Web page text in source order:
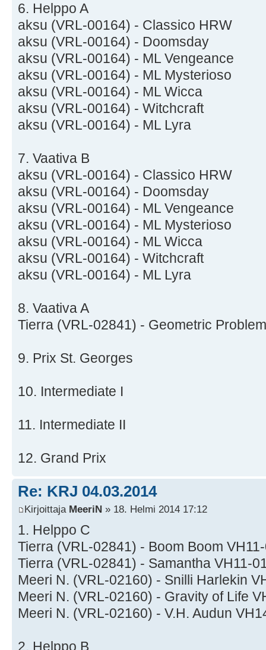
6. Helppo A
aksu (VRL-00164) - Classico HRW
aksu (VRL-00164) - Doomsday
aksu (VRL-00164) - ML Vengeance
aksu (VRL-00164) - ML Mysterioso
aksu (VRL-00164) - ML Wicca
aksu (VRL-00164) - Witchcraft
aksu (VRL-00164) - ML Lyra
7. Vaativa B
aksu (VRL-00164) - Classico HRW
aksu (VRL-00164) - Doomsday
aksu (VRL-00164) - ML Vengeance
aksu (VRL-00164) - ML Mysterioso
aksu (VRL-00164) - ML Wicca
aksu (VRL-00164) - Witchcraft
aksu (VRL-00164) - ML Lyra
8. Vaativa A
Tierra (VRL-02841) - Geometric
9. Prix St. Georges
10. Intermediate I
11. Intermediate II
12. Grand Prix
Re: KRJ 04.03.2014
Kirjoittaja MeeriN » 18. Helmi 2014 17:12
1. Helppo C
Tierra (VRL-02841) - Boom Boom
Tierra (VRL-02841) - Samantha VH11-
Meeri N. (VRL-02160) - Snilli Harlekin
Meeri N. (VRL-02160) - Gravity of Life
Meeri N. (VRL-02160) - V.H. Audun
2. Helppo B